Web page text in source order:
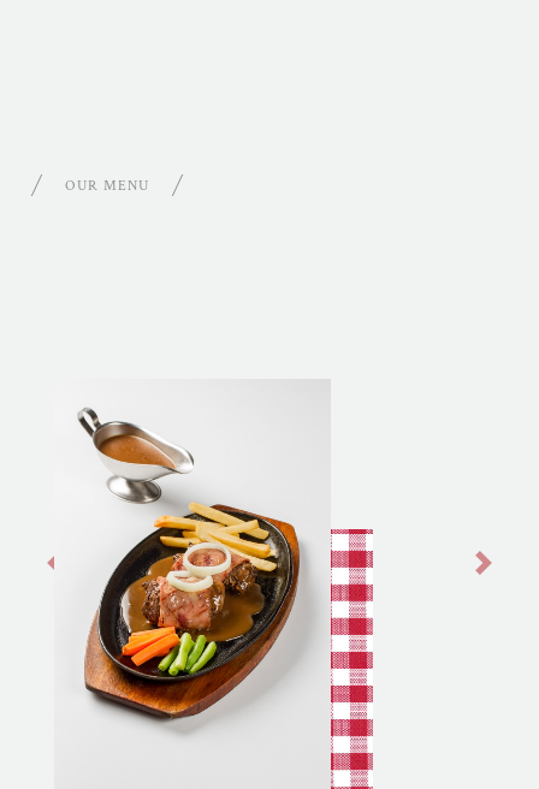
OUR MENU
Previous Next